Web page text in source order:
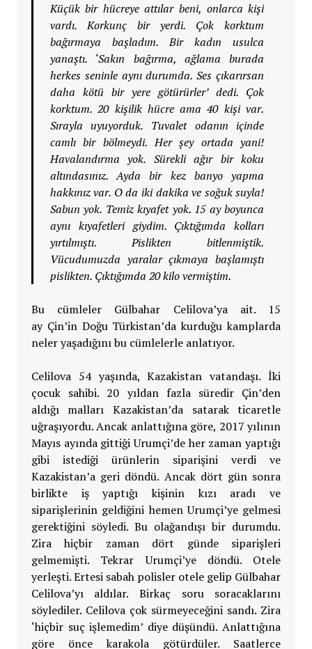
Küçük bir hücreye attılar beni, onlarca kişi
vardı. Korkunç bir yerdi. Çok korktum
bağırmaya başladım. Bir kadın usulca
yanaştı. ‘Sakın bağırma, ağlama burada
herkes seninle aynı durumda. Ses çıkarırsan
daha kötü bir yere götürürler’ dedi. Çok
korktum. 20 kişilik hücre ama 40 kişi var.
Sırayla uyuyorduk. Tuvalet odanın içinde
camlı bir bölmeydi. Her şey ortada yani!
Havalandırma yok. Sürekli ağır bir koku
altındasınız. Ayda bir kez banyo yapma
hakkınız var. O da iki dakika ve soğuk suyla!
Sabun yok. Temiz kıyafet yok. 15 ay boyunca
aynı kıyafetleri giydim. Çıktığımda kolları
yırtılmıştı. Pislikten bitlenmiştik.
Vücudumuzda yaralar çıkmaya başlamıştı
pislikten. Çıktığımda 20 kilo vermiştim.
Bu cümleler Gülbahar Celilova’ya ait. 15
ay Çin’in Doğu Türkistan’da kurduğu kamplarda
neler yaşadığını bu cümlelerle anlatıyor.
Celilova 54 yaşında, Kazakistan vatandaşı. İki
çocuk sahibi. 20 yıldan fazla süredir Çin’den
aldığı malları Kazakistan’da satarak ticaretle
uğraşıyordu. Ancak anlattığına göre, 2017 yılının
Mayıs ayında gittiği Urumçi’de her zaman yaptığı
gibi istediği ürünlerin siparişini verdi ve
Kazakistan’a geri döndü. Ancak dört gün sonra
birlikte iş yaptığı kişinin kızı aradı ve
siparişlerinin geldiğini hemen Urumçi’ye gelmesi
gerektiğini söyledi. Bu olağandışı bir durumdu.
Zira hiçbir zaman dört günde siparişleri
gelmemişti. Tekrar Urumçi’ye döndü. Otele
yerleşti. Ertesi sabah polisler otele gelip Gülbahar
Celilova’yı aldılar. Birkaç soru soracaklarını
söylediler. Celilova çok sürmeyeceğini sandı. Zira
‘hiçbir suç işlemedim’ diye düşündü. Anlattığına
göre önce karakola götürdüler. Saatlerce